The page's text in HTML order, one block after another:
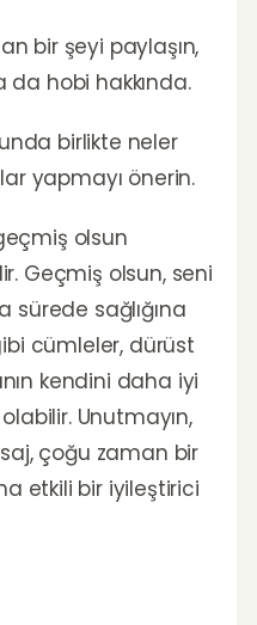
bir şeyi paylaşın,
hobi hakkında.
birlikte neler
yapmayı önerin.
olsun
Geçmiş olsun, seni
sürede sağlığına
cümleler, dürüst
kendini daha iyi
Unutmayın,
çoğu zaman bir
etkili bir iyileştirici